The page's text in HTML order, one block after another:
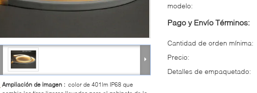
Ampliación de imagen : color de 401lm IP68 que
modelo:
Pago y Envío Términos:
Cantidad de orden mínima:
Precio:
Detalles de empaquetado: